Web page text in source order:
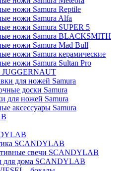
ножи Samura Reptile
ножи Samura Alfa
ножи Samura SUPER 5
ножи Samura BLACKSMITH
ножи Samura Mad Bull
ножи Samura керамические
ножи Samura Sultan Pro
JUGGERNAUT
для ножей Samura
доски Samura
для ножей Samura
аксессуары Samura
SCANDYLAB
свечи SCANDYLAB
для дома SCANDYLAB